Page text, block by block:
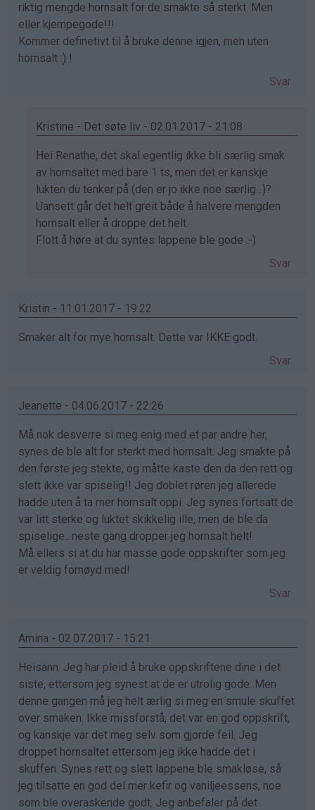
riktig mengde hornsalt for de smakte så sterkt. Men
eller kjempegode!!!
Kommer definetivt til å bruke denne igjen, men uten
hornsalt :) !
Svar
Kristine - Det søte liv - 02.01.2017 - 21:08
Som
svar
på
av
Renathe
(ikke
Hei Renathe, det skal egentlig ikke bli særlig smak
av hornsaltet med bare 1 ts, men det er kanskje
lukten du tenker på (den er jo ikke noe særlig...)?
Uansett går det helt greit både å halvere mengden
hornsalt eller å droppe det helt.
Flott å høre at du syntes lappene ble gode :-)
Svar
Kristin - 11.01.2017 - 19:22
Smaker alt for mye hornsalt. Dette var IKKE godt.
Svar
Jeanette - 04.06.2017 - 22:26
Må nok desverre si meg enig med et par andre her,
synes de ble alt for sterkt med hornsalt. Jeg smakte på
den første jeg stekte, og måtte kaste den da den rett og
slett ikke var spiselig!! Jeg doblet røren jeg allerede
hadde uten å ta mer hornsalt oppi. Jeg synes fortsatt de
var litt sterke og luktet skikkelig ille, men de ble da
spiselige.. neste gang dropper jeg hornsalt helt!
Må ellers si at du har masse gode oppskrifter som jeg
er veldig fornøyd med!
Svar
Amina - 02.07.2017 - 15:21
Heisann. Jeg har pleid å bruke oppskriftene dine i det
siste, ettersom jeg synest at de er utrolig gode. Men
denne gangen må jeg helt ærlig si meg en smule skuffet
over smaken. Ikke missforstå, det var en god oppskrift,
og kanskje var det meg selv som gjorde feil. Jeg
droppet hornsaltet ettersom jeg ikke hadde det i
skuffen. Synes rett og slett lappene ble smakløse, så
jeg tilsatte en god del mer kefir og vaniljeessens, noe
som ble overaskende godt. Jeg anbefaler på det